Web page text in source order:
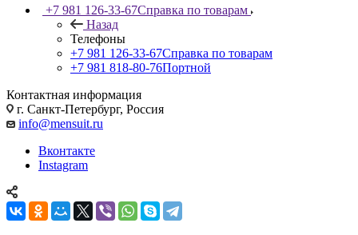
+7 981 126-33-67Справка по товарам
Назад
Телефоны
+7 981 126-33-67Справка по товарам
+7 981 818-80-76Портной
Контактная информация
г. Санкт-Петербург, Россия
info@mensuit.ru
Вконтакте
Instagram